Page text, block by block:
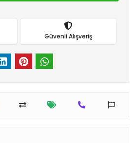
Güvenli Alışveriş